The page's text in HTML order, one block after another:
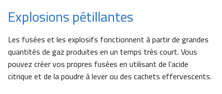
Explosions pétillantes
Les fusées et les explosifs fonctionnent à partir de grandes
quantités de gaz produites en un temps très court. Vous
pouvez créer vos propres fusées en utilisant de l’acide
citrique et de la poudre à lever ou des cachets effervescents.